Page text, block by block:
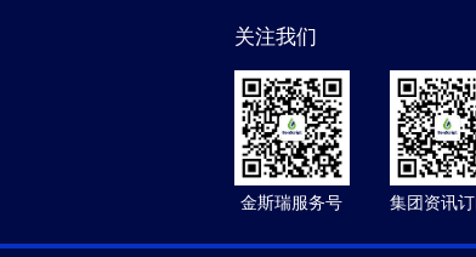
关注我们
金斯瑞服务号 集团资讯